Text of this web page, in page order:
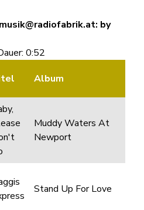
by
0:52
Album
Muddy Waters At
Newport
Stand Up For Love